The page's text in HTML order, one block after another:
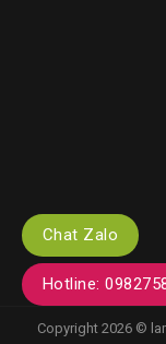
Copyright 2026 ©
Chat Zalo
Hotline: